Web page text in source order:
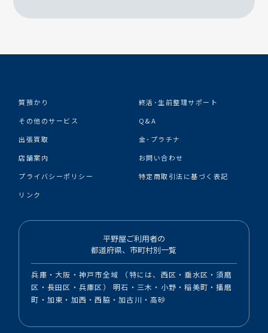
質預かり
終活･生前整理サポート
その他のサービス
Q&A
出張買取
金･プラチナ
店舗案内
お問い合わせ
プライバシーポリシー
特定商取引法に基づく表記
リンク
平野屋ご利用者の
都道府県、市町村別一覧
兵庫・大阪・神戸市全域 （特には、西区・垂水区・須磨
区・長田区・兵庫区） 明石・三木・小野・稲美町・播磨
町・加東・加西・西脇・加古川・高砂